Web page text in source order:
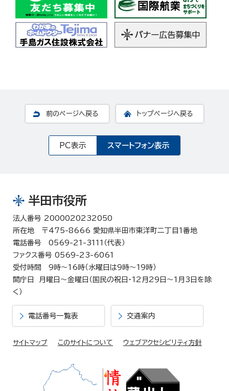
前のページへ戻る トップページへ戻る
PC表示 スマートフォン表示
半田市役所
法人番号 2000020232050
所在地 〒475-8666 愛知県半田市東洋町二丁目1番地
電話番号 0569-21-3111（代表）
ファクス番号 0569-23-6061
受付時間 9時～16時（水曜日は9時～19時）
開庁日 月曜日～金曜日（国民の祝日・12月29日～1月3日を除
く）
電話番号一覧表 交通案内
サイトマップ このサイトについて ウェブアクセシビリティ方針